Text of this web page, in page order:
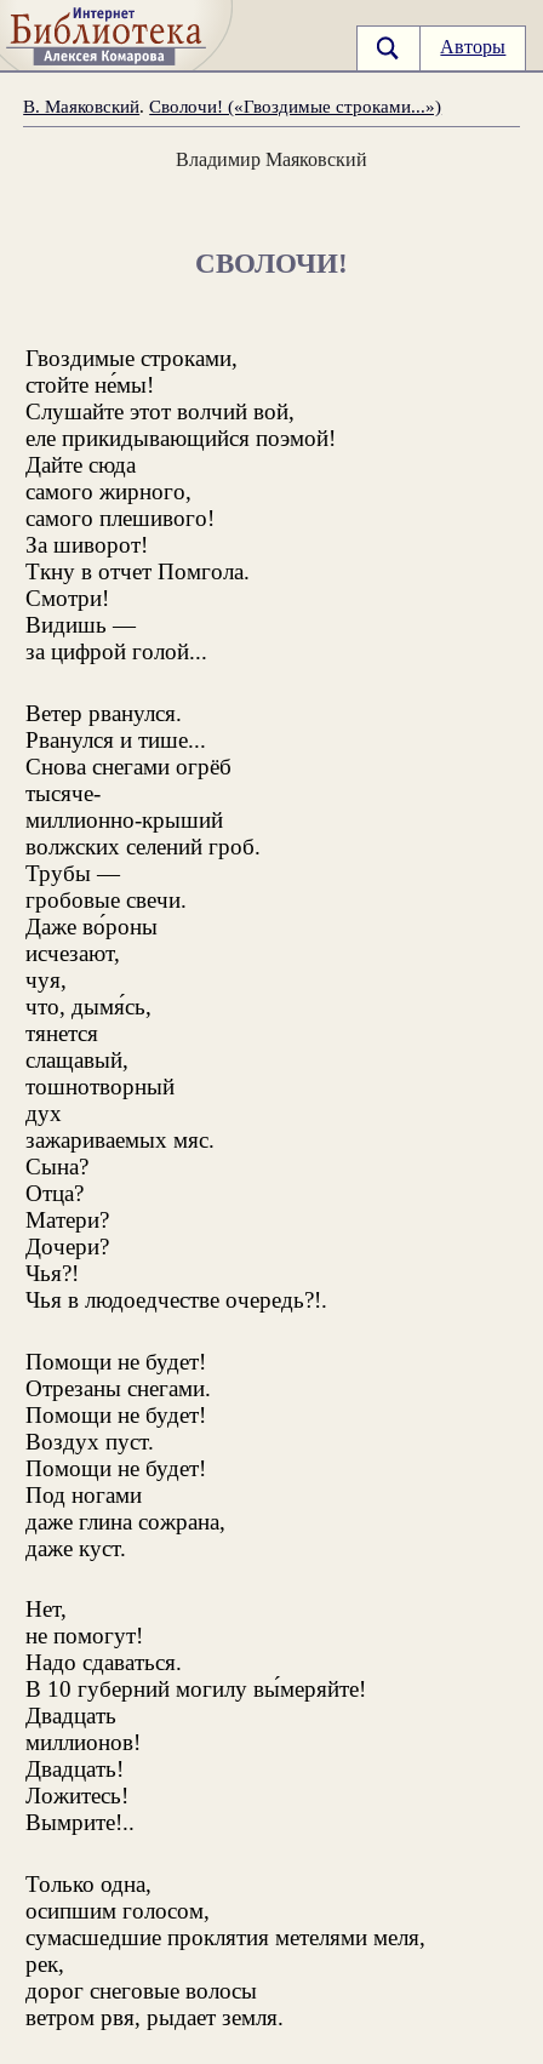
Авторы
В. Маяковский.Сволочи! («Гвоздимые строками...»)
Владимир Маяковский
СВОЛОЧИ!
Гвоздимые строками,
стойте не́мы!
Слушайте этот волчий вой,
еле прикидывающийся поэмой!
Дайте сюда
самого жирного,
самого плешивого!
За шиворот!
Ткну в отчет Помгола.
Смотри!
Видишь —
за цифрой голой...
Ветер рванулся.
Рванулся и тише...
Снова снегами огрёб
тысяче-
миллионно-крыший
волжских селений гроб.
Трубы —
гробовые свечи.
Даже во́роны
исчезают,
чуя,
что, дымя́сь,
тянется
слащавый,
тошнотворный
дух
зажариваемых мяс.
Сына?
Отца?
Матери?
Дочери?
Чья?!
Чья в людоедчестве очередь?!.
Помощи не будет!
Отрезаны снегами.
Помощи не будет!
Воздух пуст.
Помощи не будет!
Под ногами
даже глина сожрана,
даже куст.
Нет,
не помогут!
Надо сдаваться.
В 10 губерний могилу вы́меряйте!
Двадцать
миллионов!
Двадцать!
Ложитесь!
Вымрите!..
Только одна,
осипшим голосом,
сумасшедшие проклятия метелями меля,
рек,
дорог снеговые волосы
ветром рвя, рыдает земля.